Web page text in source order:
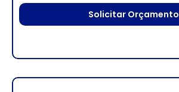
Solicitar Orçamento